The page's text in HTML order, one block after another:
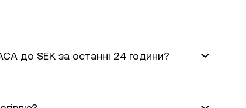
до SEK за останні 24 години?